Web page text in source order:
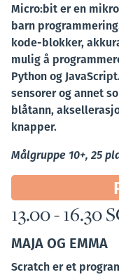
Micro:bit er en
barn
kode-blokker,
mulig å
Python og
sensorer og annet
blåtann,
knapper.
Målgruppe 10+, 25
13.00 - 16.30
MAJA OG EMMA
Scratch er et